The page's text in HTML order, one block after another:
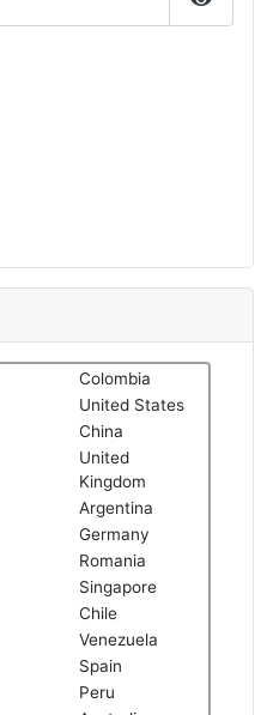
Colombia
United States
China
United
Kingdom
Argentina
Germany
Romania
Singapore
Chile
Venezuela
Spain
Peru